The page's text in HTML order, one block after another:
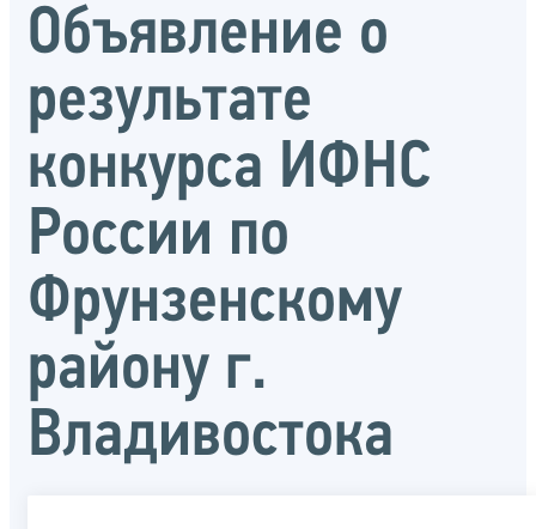
Объявление о
результате
конкурса ИФНС
России по
Фрунзенскому
району г.
Владивостока